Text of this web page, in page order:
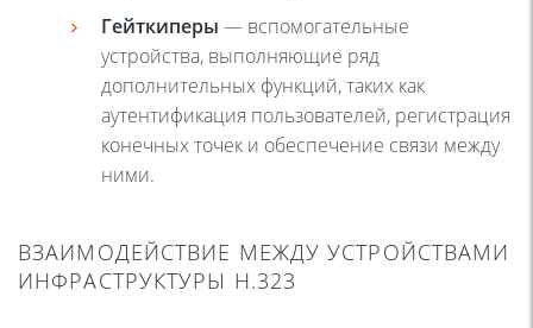
Гейткиперы — вспомогательные
устройства, выполняющие ряд
дополнительных функций, таких как
аутентификация пользователей, регистрация
конечных точек и обеспечение связи между
ними.
ВЗАИМОДЕЙСТВИЕ МЕЖДУ УСТРОЙСТВАМИ
ИНФРАСТРУКТУРЫ H.323